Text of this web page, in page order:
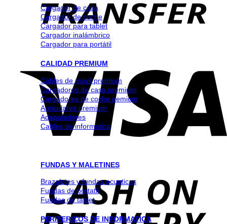
Cargador de casa
Cargador de coche
Cargador para tablet
Cargador inalámbrico
Cargador para portátil
CALIDAD PREMIUM
Cables de movil premium
Cargadores de casa premium
Cargadores de coche pemium
Auriculares premium
Adapatadores
Cables de informatica
FUNDAS Y MALETINES
Brazaletes y fundas acuaticas
Fundas de portatil
Fundas de tablet
PERIFERICOS DE INFORMATICA